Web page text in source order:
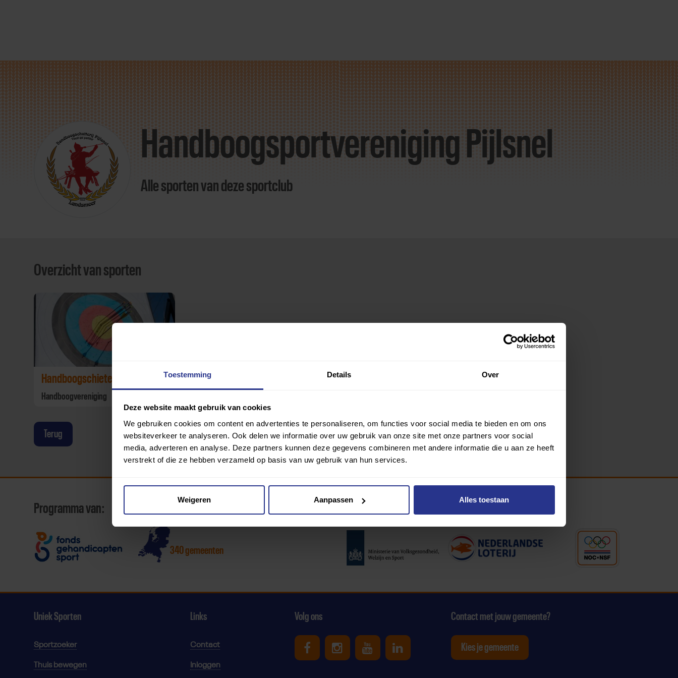
Toestemming Details Over
Deze website maakt gebruik van cookies
We gebruiken cookies om content en advertenties te personaliseren, om functies voor social media te bieden en om ons
websiteverkeer te analyseren. Ook delen we informatie over uw gebruik van onze site met onze partners voor social
media, adverteren en analyse. Deze partners kunnen deze gegevens combineren met andere informatie die u aan ze heeft
verstrekt of die ze hebben verzameld op basis van uw gebruik van hun services.
Weigeren Aanpassen Alles toestaan
Direct
door
Handboogsportvereniging Pijlsnel
Alle sporten van deze sportclub
Overzicht van sporten
Handboogschieten
Handboogvereniging
Terug
Programma van:
340 gemeenten
Partners:
Uniek Sporten
Sportzoeker
Thuis bewegen
Links
Contact
Inloggen
Volg ons
Uniek Sporten op Facebook
Uniek Sporten op Instagram
Uniek Sporten op Youtube
Uniek Sporten op Linkedin
Contact met jouw gemeente?
Kies je gemeente